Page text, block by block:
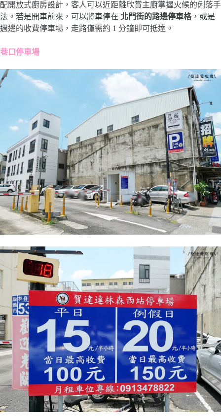
配開放式廚房設計，客人可以近距離欣賞主廚掌握火候的俐落手
法。若是開車前來，可以將車停在 北門街的路邊停車格，或是
週邊的收費停車場，走路僅需約 1 分鐘即可抵達。
巷口停車場